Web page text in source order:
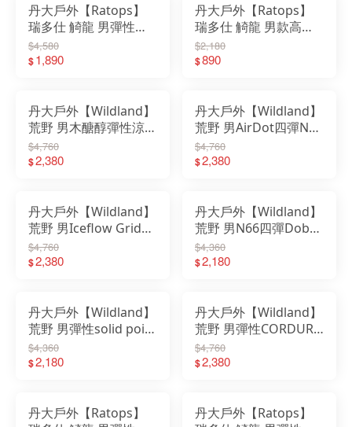
丹大戶外【Ratops】
瑞多仕 觭龍 男彈性快
乾長褲(二側拉鍊口袋)
｜長褲｜彈性｜
$4,580
$1,890
丹大戶外【Ratops】
瑞多仕 觭龍 男款高彈
力壓縮緊身褲 DB-1770
｜彈性｜緊身褲｜運動
$2,180
$890
丹大戶外【Wildland】
荒野 男木醣醇彈性涼感
輕量貼袋褲 0B51332｜
長褲｜機能褲｜抗UV
$4,760
$2,380
丹大戶外【Wildland】
荒野 男AirDot四彈N66
抗黏機能褲 0B51330｜
機能褲｜防潑水｜抗
$4,760
$2,380
丹大戶外【Wildland】
荒野 男Iceflow Grid四
彈簡約機能褲 0B51352
｜機能褲｜防潑水｜四
$4,760
$2,380
丹大戶外【Wildland】
荒野 男N66四彈Dobby
山旅寬直筒褲 0B51320
｜防潑水｜四向彈性｜
$4,360
$2,180
丹大戶外【Wildland】
荒野 男彈性solid point
山系機能褲 0B51318｜
吸濕快乾｜雙向彈性｜
$4,360
$2,180
丹大戶外【Wildland】
荒野 男彈性CORDURA
四季機能褲 0B51310｜
機能褲｜防潑水｜雙向
$4,760
$2,380
丹大戶外【Ratops】
丹大戶外【Ratops】